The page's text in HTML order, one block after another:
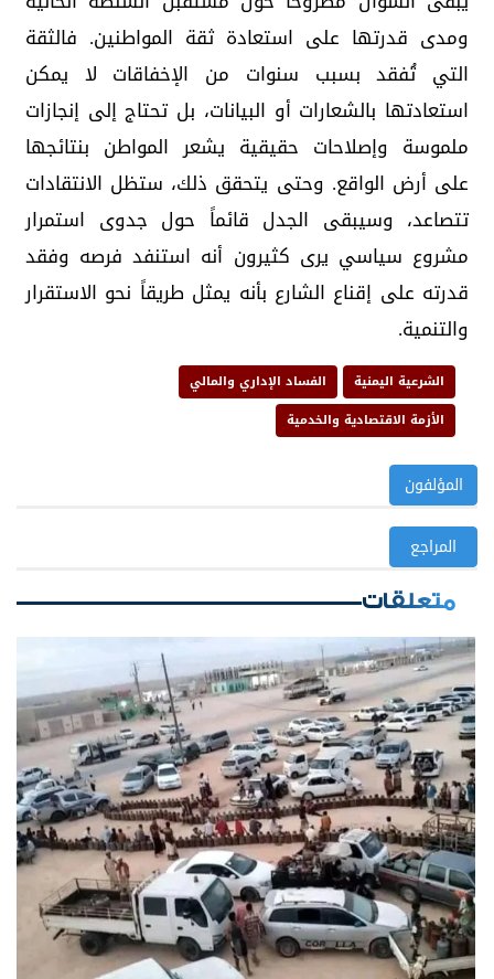
ومدى قدرتها على استعادة ثقة المواطنين. فالثقة
التي تُفقد بسبب سنوات من الإخفاقات لا يمكن
استعادتها بالشعارات أو البيانات، بل تحتاج إلى إنجازات
ملموسة وإصلاحات حقيقية يشعر المواطن بنتائجها
على أرض الواقع. وحتى يتحقق ذلك، ستظل الانتقادات
تتصاعد، وسيبقى الجدل قائماً حول جدوى استمرار
مشروع سياسي يرى كثيرون أنه استنفد فرصه وفقد
قدرته على إقناع الشارع بأنه يمثل طريقاً نحو الاستقرار
والتنمية.
الشرعية اليمنية
الفساد الإداري والمالي
الأزمة الاقتصادية والخدمية
المؤلفون
المراجع
متعلقات